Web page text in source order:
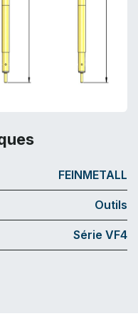
FEINMETALL
Outils
Série VF4